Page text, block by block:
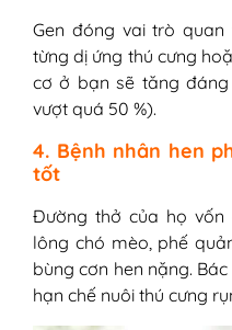
Gen đóng vai trò quan
từng dị ứng thú cưng
cơ ở bạn sẽ tăng
vượt quá 50 %).
4. Bệnh nhân hen
tốt
Đường thở của họ vốn
lông chó mèo, phế
bùng cơn hen nặng.
hạn chế nuôi thú cưng